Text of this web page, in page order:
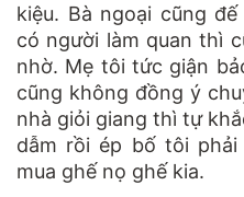
kiệu. Bà ngoại cũng
có người làm quan thì
nhờ. Mẹ tôi tức giận
cũng không đồng ý
nhà giỏi giang thì tự
dẫm rồi ép bố tôi
mua ghế nọ ghế kia.